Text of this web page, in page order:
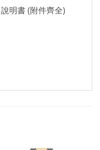
明書 (附件齊全)